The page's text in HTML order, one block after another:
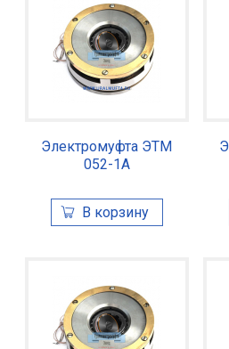
Электромуфта ЭТМ
052-1А